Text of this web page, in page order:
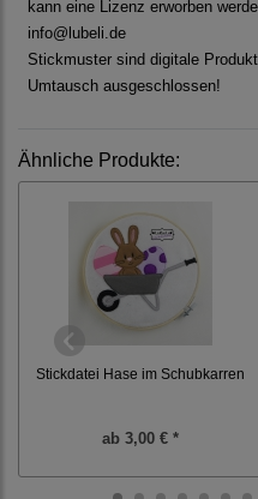
kann eine Lizenz erworben
info@lubeli.de
Stickmuster sind digitale
Umtausch ausgeschlossen!
Ähnliche Produkte:
Stickdatei Hase im Schubkarren
ab 3,00 € *